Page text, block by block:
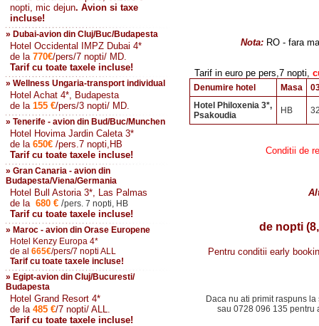
nopti, mic dejun. Avion si taxe
incluse!
» Dubai-avion din Cluj/Buc/Budapesta
Hotel Occidental IMPZ Dubai 4*
de la 770€/pers/7 nopti/ MD.
Tarif cu toate taxele incluse!
» Wellness Ungaria-transport individual
Hotel Achat 4*, Budapesta
de la 155 €/pers/3 nopti/ MD.
» Tenerife - avion din Bud/Buc/Munchen
Hotel Hovima Jardin Caleta 3*
de la 650€ /pers.7 nopti,HB
Tarif cu toate taxele incluse!
» Gran Canaria - avion din
Budapesta/Viena/Germania
Hotel Bull Astoria 3*, Las Palmas
de la 680 € /pers. 7 nopti, HB
Tarif cu toate taxele incluse!
» Maroc - avion din Orase Europene
Hotel Kenzy Europa 4*
de al 665€/pers/7 nopti ALL
Tarif cu toate taxele incluse!
» Egipt-avion din Cluj/Bucuresti/
Budapesta
Hotel Grand Resort 4*
de la485 €/7 nopti/ ALL.
Tarif cu toate taxele incluse!
Nota: RO - fara
Tarif in euro pe pers,7 nopti,
Denumire hotel Masa
Hotel Philoxenia 3*,
Psakoudia
HB
Conditii de
de nopti
Pentru conditii early
Daca nu ati primit raspuns
sau 0728 096 135 pentru